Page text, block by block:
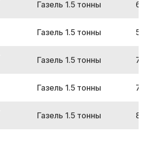
Газель 1.5 тонны
Газель 1.5 тонны
Газель 1.5 тонны
Газель 1.5 тонны
Газель 1.5 тонны